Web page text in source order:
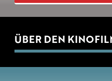
ÜBER DEN